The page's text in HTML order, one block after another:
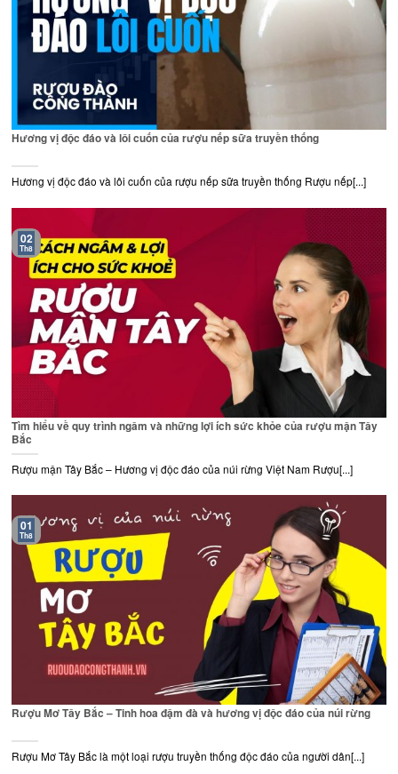
Hương vị độc đáo và lôi cuốn của rượu nếp sữa truyền thống
Hương vị độc đáo và lôi cuốn của rượu nếp sữa truyền thống Rượu nếp[...]
Tìm hiểu về quy trình ngâm và những lợi ích sức khỏe của rượu mận Tây
Bắc
Rượu mận Tây Bắc – Hương vị độc đáo của núi rừng Việt Nam Rượu[...]
02
Th8
Rượu Mơ Tây Bắc – Tinh hoa đậm đà và hương vị độc đáo của núi rừng
Rượu Mơ Tây Bắc là một loại rượu truyền thống độc đáo của người dân[...]
01
Th8